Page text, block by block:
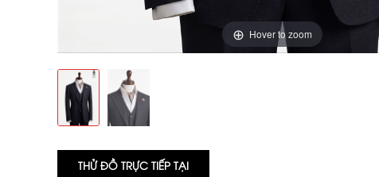
Hover to zoom
THỬ ĐỒ TRỰC TIẾP TẠI